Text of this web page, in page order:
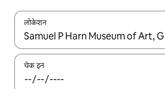
लोकेशन
नतीजों के उपलब्ध होने पर, अप और डाउन
चेक इन